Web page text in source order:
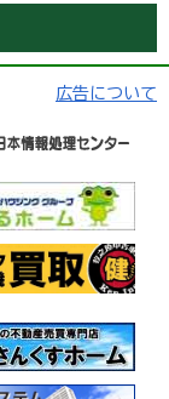
広告について